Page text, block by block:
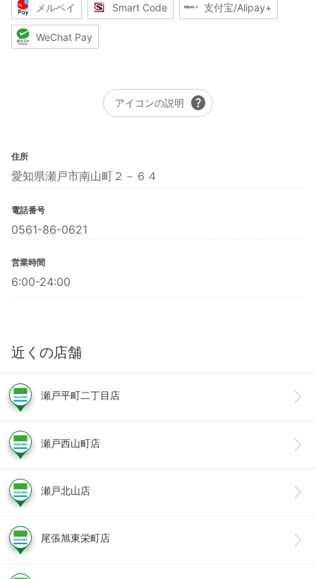
メルペイ Smart Code 支付宝/Alipay+
WeChat Pay
アイコンの説明 help
住所
愛知県瀬戸市南山町２－６４
電話番号
0561-86-0621
営業時間
6:00-24:00
近くの店舗
瀬戸平町二丁目店
瀬戸西山町店
瀬戸北山店
尾張旭東栄町店